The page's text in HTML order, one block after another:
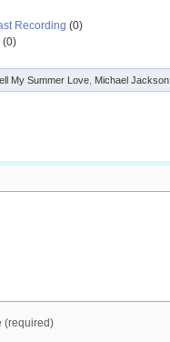
Recording (0)
(0)
My Summer Love Michael Jackson
(required)